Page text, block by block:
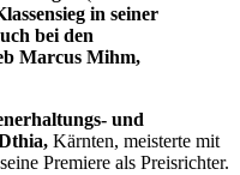
in seiner
bei den
Marcus Mihm,
und
Kärnten, meisterte mit
Premiere als Preisrichter.